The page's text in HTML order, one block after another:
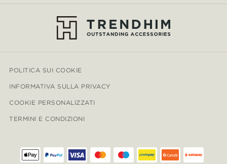
POLITICA SUI COOKIE
INFORMATIVA SULLA PRIVACY
COOKIE PERSONALIZZATI
TERMINI E CONDIZIONI